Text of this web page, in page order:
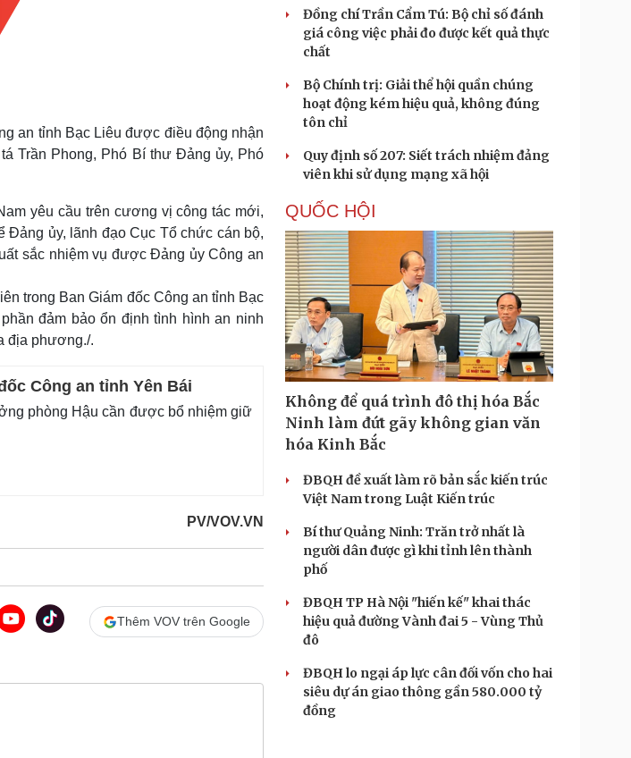
Kể chuyện cho bé
Hạt giống tâm hồn
an tỉnh Bạc Liêu được điều động nhận
Trần Phong, Phó Bí thư Đảng ủy, Phó
yêu cầu trên cương vị công tác mới,
Đảng ủy, lãnh đạo Cục Tổ chức cán bộ,
sắc nhiệm vụ được Đảng ủy Công an
trong Ban Giám đốc Công an tỉnh Bạc
đảm bảo ổn định tình hình an ninh
địa phương./.
Công an tỉnh Yên Bái
phòng Hậu cần được bổ nhiệm giữ
PV/VOV.VN
Thêm VOV trên Google
Đồng chí Trần Cẩm Tú: Bộ chỉ số đánh
giá công việc phải đo được kết quả thực
chất
Bộ Chính trị: Giải thể hội quần chúng
hoạt động kém hiệu quả, không đúng
tôn chỉ
Quy định số 207: Siết trách nhiệm đảng
viên khi sử dụng mạng xã hội
QUỐC HỘI
Không để quá trình đô thị hóa Bắc
Ninh làm đứt gãy không gian văn
hóa Kinh Bắc
ĐBQH đề xuất làm rõ bản sắc kiến trúc
Việt Nam trong Luật Kiến trúc
Bí thư Quảng Ninh: Trăn trở nhất là
người dân được gì khi tỉnh lên thành
phố
ĐBQH TP Hà Nội "hiến kế" khai thác
hiệu quả đường Vành đai 5 - Vùng Thủ
đô
ĐBQH lo ngại áp lực cân đối vốn cho hai
siêu dự án giao thông gần 580.000 tỷ
đồng